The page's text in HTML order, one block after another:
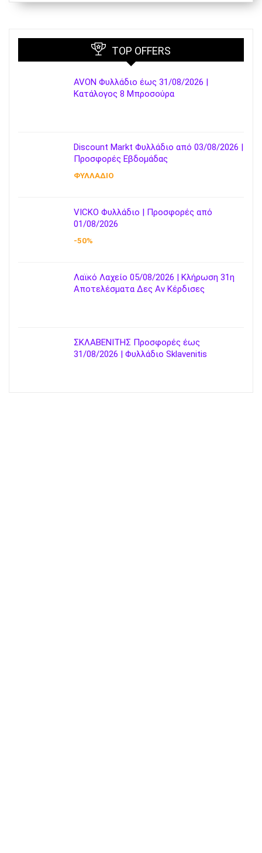
TOP OFFERS
AVON Φυλλάδιο έως 31/08/2026 |
Κατάλογος 8 Μπροσούρα
Discount Markt Φυλλάδιο από 03/08/2026 |
Προσφορές Εβδομάδας
ΦΥΛΛΑΔΙΟ
VICKO Φυλλάδιο | Προσφορές από
01/08/2026
-50%
Λαϊκό Λαχείο 05/08/2026 | Κλήρωση 31η
Αποτελέσματα Δες Αν Κέρδισες
ΣΚΛΑΒΕΝΙΤΗΣ Προσφορές έως
31/08/2026 | Φυλλάδιο Sklavenitis